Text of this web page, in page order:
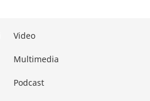
Video
Multimedia
Podcast